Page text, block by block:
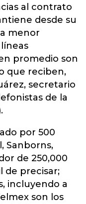
al contrato
desde su
menor
promedio son
que reciben,
secretario
de la
por 500
Sanborns,
de 250,000
de precisar;
incluyendo a
son los